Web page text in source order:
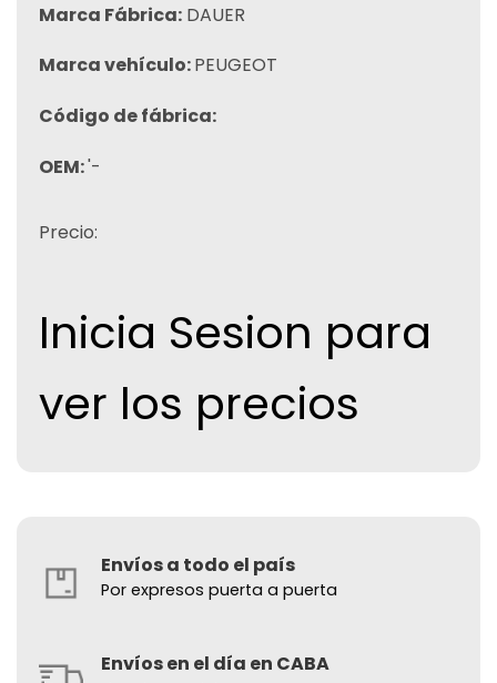
Marca Fábrica: DAUER
Marca vehículo:PEUGEOT
Código de fábrica:
OEM:'-
Precio:
Inicia Sesion para
ver los precios
Envíos a todo el país
Por expresos puerta a puerta
Envíos en el día en CABA